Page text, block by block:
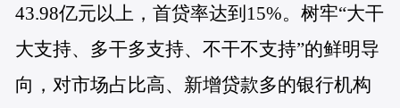
43.98亿元以上，首贷率达到15%。树牢“大干
大支持、多干多支持、不干不支持”的鲜明导
向，对市场占比高、新增贷款多的银行机构